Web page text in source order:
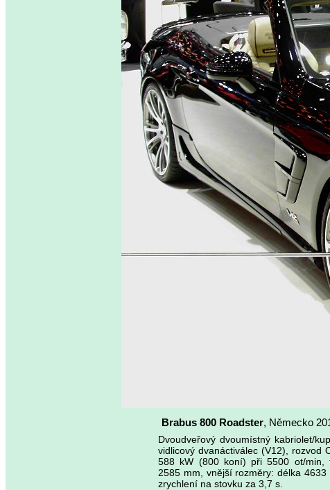
Brabus 800 Roadster, Německo
Dvoudveřový dvoumístný kabriolet/
vidlicový dvanáctiválec (V12), rozvod
588 kW (800 koní) při 5500 ot/min,
2585 mm, vnější rozměry: délka
zrychlení na stovku za 3,7 s.